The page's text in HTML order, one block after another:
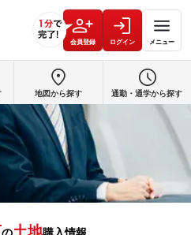
会員登録 ログイン メニュー
土地
地図から探す 通勤・通学から探す